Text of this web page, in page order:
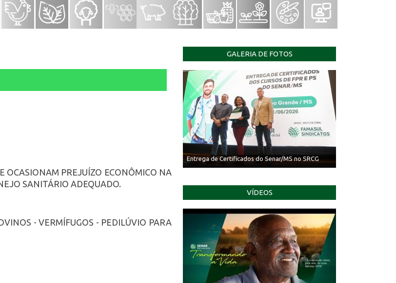
GALERIA DE FOTOS
Entrega de Certificados do Senar/MS no SRCG
VÍDEOS
OCASIONAM PREJUÍZO ECONÔMICO NA
SANITÁRIO ADEQUADO.
- VERMÍFUGOS - PEDILÚVIO PARA